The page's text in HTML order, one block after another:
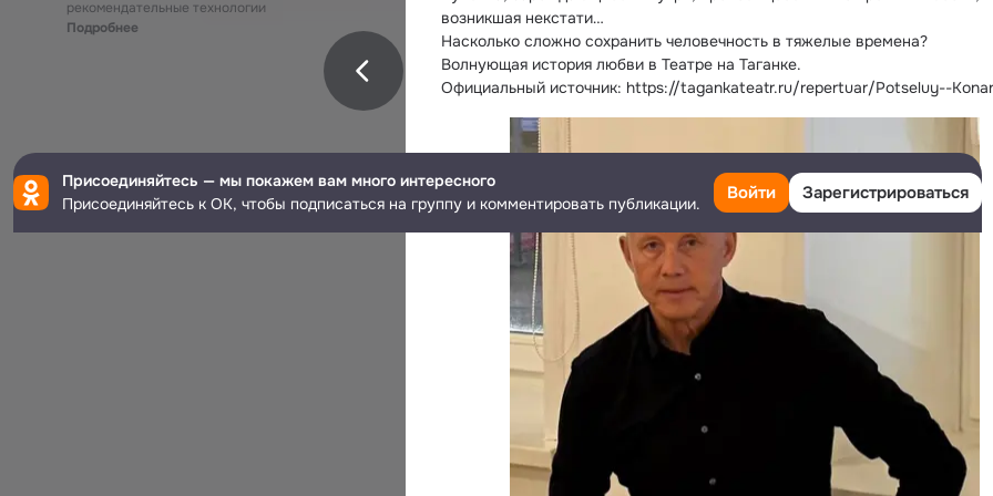
возникшая некстати…
Насколько сложно сохранить человечность в тяжелые времена?
Волнующая история любви в Театре на Таганке.
Официальный источник: https://tagankateatr.ru/repertuar/Potseluy--
рекомендательные технологии
Подробнее
Присоединяйтесь — мы покажем вам много интересного
Присоединяйтесь к ОК, чтобы подписаться на группу и комментировать публикации.
Войти Зарегистрироваться